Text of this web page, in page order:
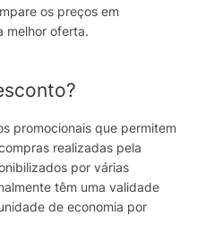
os preços em
melhor oferta.
promocionais que permitem
realizadas pela
por várias
têm uma validade
de economia por